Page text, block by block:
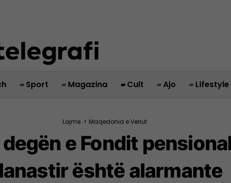
Sport Magazina Cult Ajo Lifestyle
Lajme > Maqedonia e Veriut
e Fondit
është alarmante